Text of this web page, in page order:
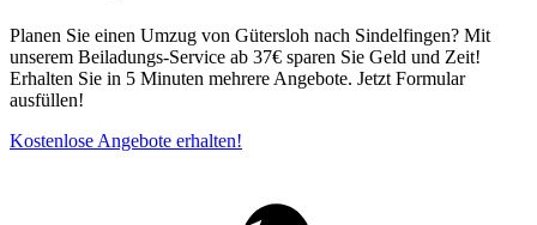
Planen Sie einen Umzug von Gütersloh nach Sindelfingen? Mit
unserem Beiladungs-Service ab 37€ sparen Sie Geld und Zeit!
Erhalten Sie in 5 Minuten mehrere Angebote. Jetzt Formular
ausfüllen!
Kostenlose Angebote erhalten!